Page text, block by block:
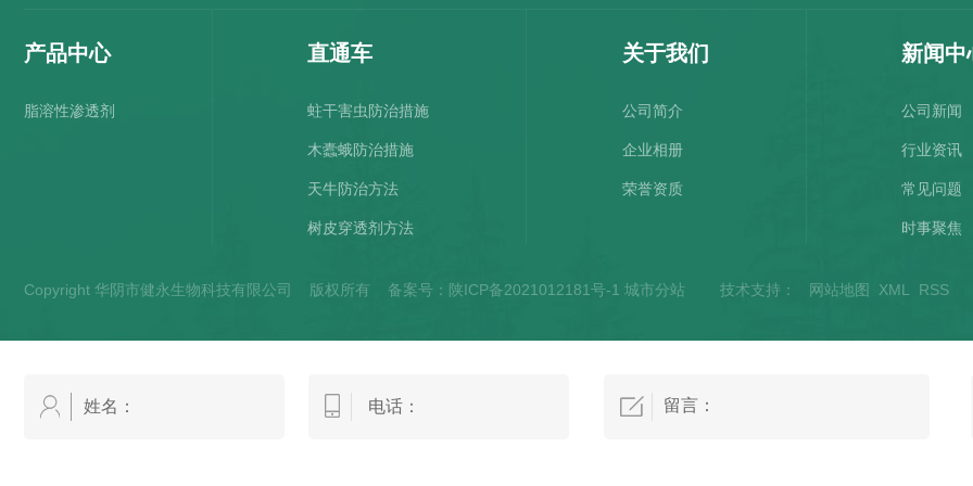
产品中心
脂溶性渗透剂
直通车
蛀干害虫防治措施
木蠹蛾防治措施
天牛防治方法
树皮穿透剂方法
关于我们
公司简介
企业相册
荣誉资质
新闻中
公司新闻
行业资讯
常见问题
时事聚焦
Copyright 华阴市健永生物科技有限公司 版权所有 备案号： 陕ICP备2021012181号-1 城市分站 技术支持： 网站地图 XML RSS